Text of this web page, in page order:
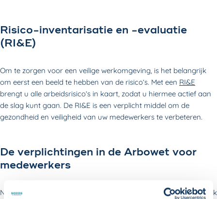
Risico-inventarisatie en -evaluatie
(RI&E)
Om te zorgen voor een veilige werkomgeving, is het belangrijk
om eerst een beeld te hebben van de risico’s. Met een RI&E
brengt u alle arbeidsrisico’s in kaart, zodat u hiermee actief aan
de slag kunt gaan. De RI&E is een verplicht middel om de
gezondheid en veiligheid van uw medewerkers te verbeteren.
De verplichtingen in de Arbowet voor
medewerkers
Niet alleen werkgevers moeten zich aan de Arbowet houden. Ook